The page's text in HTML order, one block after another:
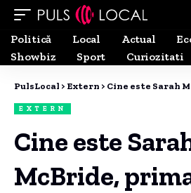
Politică
Local Actual
Showbiz
Sport Curiozitati
PulsLocal > Extern > Cine este Sarah McBride, prima
EXTERN
Cine este
McBride,